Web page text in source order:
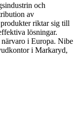
och
av
riktar sig till
lösningar.
i Europa. Nibe
i Markaryd,